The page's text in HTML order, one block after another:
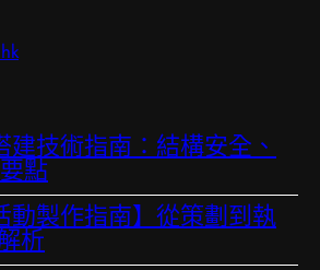
建技術指南：結構安全、
點
動製作指南】從策劃到執
析